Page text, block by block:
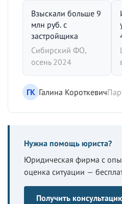
Взыскали больше 9
млн руб. с
застройщика
Сибирский ФО,
осень 2024
ГК Галина Короткевич
Нужна помощь юриста?
Юридическая фирма с
оценка ситуации —
Получить